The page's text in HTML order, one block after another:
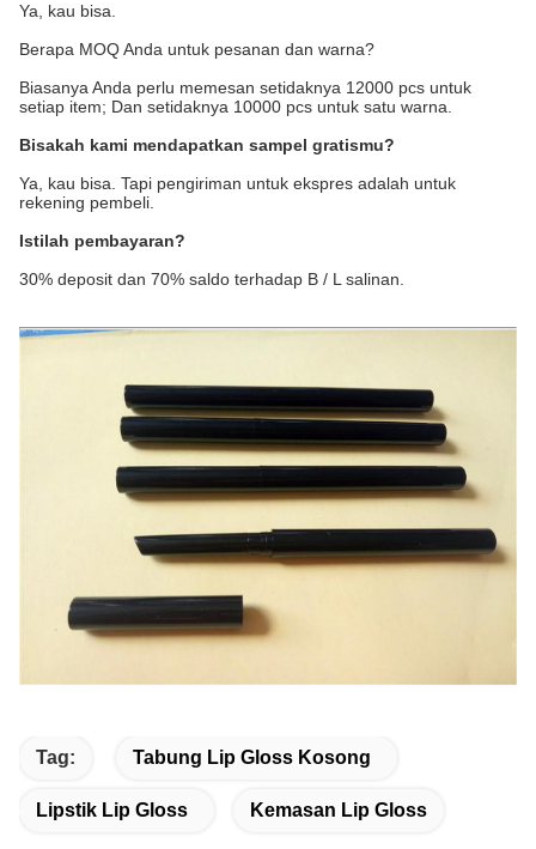
Ya, kau bisa.
Berapa MOQ Anda untuk pesanan dan warna?
Biasanya Anda perlu memesan setidaknya 12000 pcs untuk
setiap item; Dan setidaknya 10000 pcs untuk satu warna.
Bisakah kami mendapatkan sampel gratismu?
Ya, kau bisa. Tapi pengiriman untuk ekspres adalah untuk
rekening pembeli.
Istilah pembayaran?
30% deposit dan 70% saldo terhadap B / L salinan.
Tag: Tabung Lip Gloss Kosong
Lipstik Lip Gloss Kemasan Lip Gloss